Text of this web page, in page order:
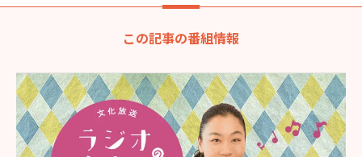
この記事の番組情報